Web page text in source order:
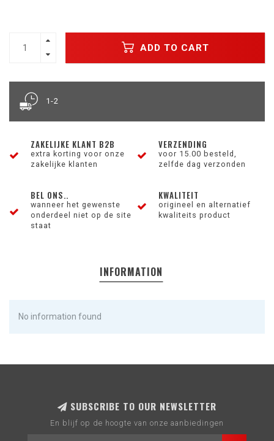
ADD TO CART
1-2
ZAKELIJKE KLANT B2B
extra korting voor onze
zakelijke klanten
VERZENDING
voor 15.00 besteld,
zelfde dag verzonden
BEL ONS..
wanneer het gewenste
onderdeel niet op de site
staat
KWALITEIT
origineel en alternatief
kwaliteits product
INFORMATION
No information found
SUBSCRIBE TO OUR NEWSLETTER
En blijf op de hoogte van onze aanbiedingen